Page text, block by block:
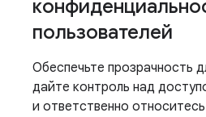
пользователей
Обеспечьте прозрачность
дайте контроль над
и ответственно